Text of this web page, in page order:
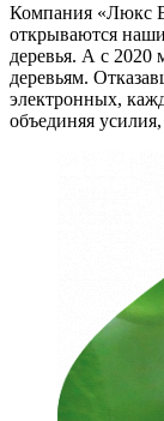
Компания «Люкс
открываются
деревья. А с 2020
деревьям.
электронных,
объединяя усилия,